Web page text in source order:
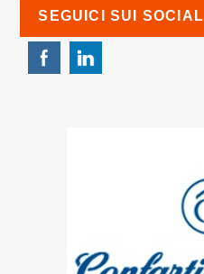
SEGUICI SUI SOCIAL